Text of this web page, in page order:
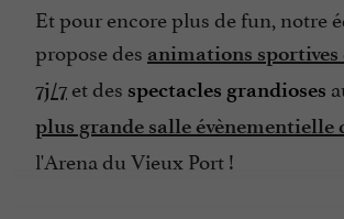
Plats cuisinés à emporter
Restaurant
Salle de Jeux
Salle de Séminaire
Sauna
Et pour encore plus de fun, notre
propose des animations
7j/7 et des spectacles grandioses
plus grande salle évènementielle
l'Arena du Vieux Port !